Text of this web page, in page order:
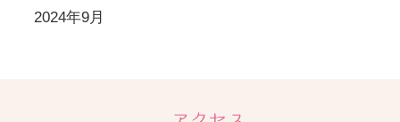
2024年9月